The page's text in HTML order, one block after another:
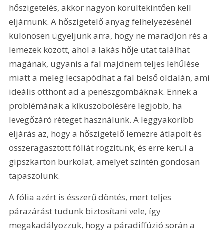
hőszigetelés, akkor nagyon körültekintően kell
eljárnunk. A hőszigetelő anyag felhelyezésénél
különösen ügyeljünk arra, hogy ne maradjon rés a
lemezek között, ahol a lakás hője utat találhat
magának, ugyanis a fal majdnem teljes lehűlése
miatt a meleg lecsapódhat a fal belső oldalán, ami
ideális otthont ad a penészgombáknak. Ennek a
problémának a kiküszöbölésére legjobb, ha
levegőzáró réteget használunk. A leggyakoribb
eljárás az, hogy a hőszigetelő lemezre átlapolt és
összeragasztott fóliát rögzítünk, és erre kerül a
gipszkarton burkolat, amelyet szintén gondosan
tapaszolunk.
A fólia azért is ésszerű döntés, mert teljes
párazárást tudunk biztosítani vele, így
megakadályozzuk, hogy a páradiffúzió során a